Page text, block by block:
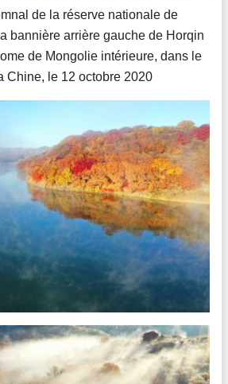
de la réserve nationale de
bannière arrière gauche de Horqin
de Mongolie intérieure, dans le
Chine, le 12 octobre 2020